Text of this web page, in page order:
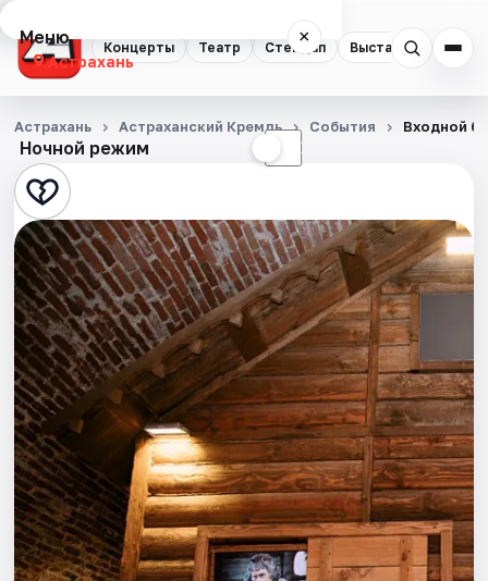
Концерты Театр Стендап Выставки
Меню ×
Астрахань
Концерты
Театр
Стендап
Выставки
Квесты
Экскурсии
Спорт
События
Города
Ночной режим ☾
Астрахань Астраханский Кремль События Входной